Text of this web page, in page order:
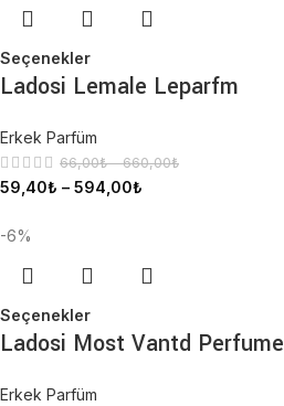
Seçenekler
Ladosi Lemale Leparfm
Erkek Parfüm
66,00₺ –660,00₺
59,40₺ – 594,00₺
-6%
Seçenekler
Ladosi Most Vantd Perfume
Erkek Parfüm